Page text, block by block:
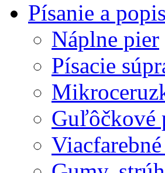
Písanie a
Náplne pier
Písacie
Guľôčkové